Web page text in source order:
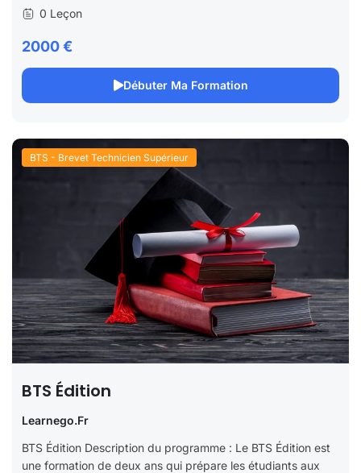
0 Leçon
2000 €
Débuter Ma Formation
BTS - Brevet Technicien Supérieur
BTS Édition
Learnego.fr
BTS Édition Description du programme : Le BTS Édition est
une formation de deux ans qui prépare les étudiants aux